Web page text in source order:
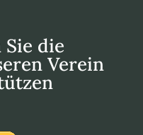
die
Verein